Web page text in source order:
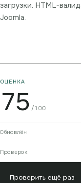
загрузки. HTML-
Joomla.
ОЦЕНКА
75 /100
Обновлён
Проверок
Проверить ещё раз